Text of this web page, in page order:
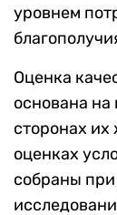
уровнем
Оценка
основана
сторонах
оценках
собраны